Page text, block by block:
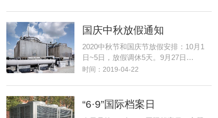
国庆中秋放假通知
2020中秋节和国庆节放假安排：10月1
日~5日，放假调休5天。9月27日…
时间：2019-04-22
“6·9”国际档案日